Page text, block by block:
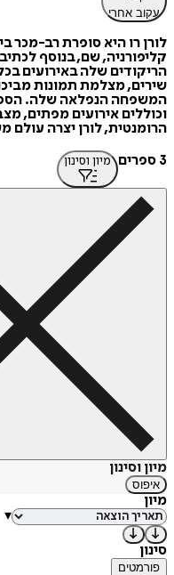
עקוב אחרי
לורן רו היא סופרת רב-מכר
קליפורניה, שם, בנוסף
הריקודים שלה באירועים
שירים, מצלמת תמונות
המשפחה הנפלאה שלה.
וכוללים אירועים מפתים,
הרומנטית, לורן יצרה
3 ספרים
מיון וסינון
מיון וסינון
איפוס
מיון
▾
סינון
פורמטים